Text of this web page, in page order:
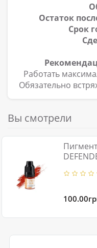
Остаток
Срок
Работать
Обязательно
Вы смотрели
гибрид